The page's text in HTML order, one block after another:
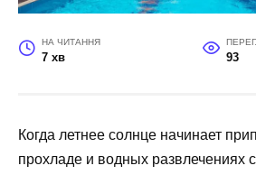
НА ЧИТАННЯ
7 хв 93
Когда летнее солнце начинает
прохладе и водных развлечениях